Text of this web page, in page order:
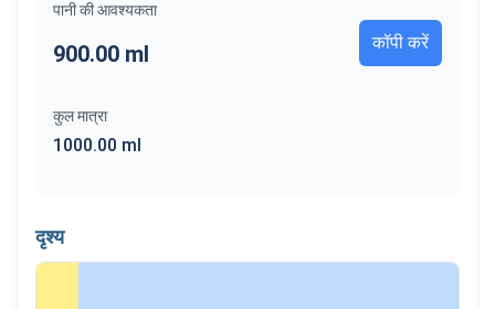
पानी की आवश्यकता
900.00 ml कॉपी करें
कुल मात्रा
1000.00 ml
दृश्य